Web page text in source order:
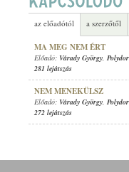
az előadótól a szerzőtől
MA MEG NEM ÉRT
Előadó: Várady György,
281 lejátszás
NEM MENEKÜLSZ
Előadó: Várady György,
272 lejátszás